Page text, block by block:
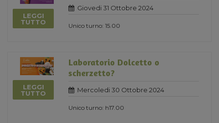
LEGGI
TUTTO
Giovedi 31 Ottobre 2024
Unico turno: 15.00
LEGGI
TUTTO
Laboratorio Dolcetto o
scherzetto?
Mercoledi 30 Ottobre 2024
Unico turno: h17.00